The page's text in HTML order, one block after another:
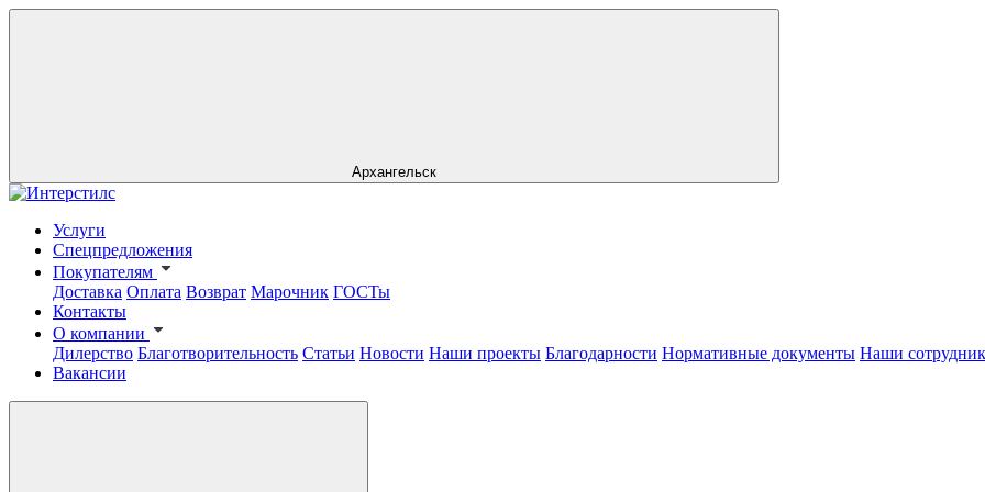
Архангельск
Услуги
Спецпредложения
Покупателям
Доставка Оплата Возврат Марочник ГОСТы
Контакты
О компании
Дилерство Благотворительность Статьи Новости Наши проекты Благодарности Нормативные документы Наши
Вакансии